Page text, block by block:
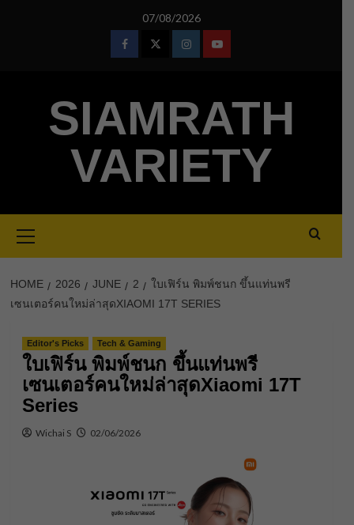
07/08/2026
FacebookTwitterInstagramYoutube
SIAMRATH
VARIETY
Menu
HOME 2026 JUNE 2
ใบเฟิร์น พิมพ์ชนก ขึ้นแท่นพรี
เซนเตอร์คนใหม่ล่าสุดXIAOMI 17T SERIES
Editor's Picks Tech & Gaming
ใบเฟิร์น พิมพ์ชนก ขึ้นแท่นพรี
เซนเตอร์คนใหม่ล่าสุดXiaomi 17T
Series
Wichai S 02/06/2026